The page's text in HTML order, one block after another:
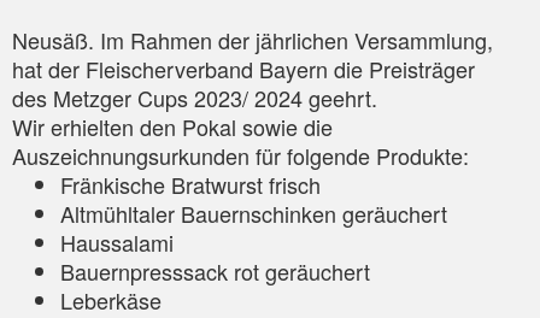
Neusäß. Im Rahmen der jährlichen Versammlung,
hat der Fleischerverband Bayern die Preisträger
des Metzger Cups 2023/ 2024 geehrt.
Wir erhielten den Pokal sowie die
Auszeichnungsurkunden für folgende Produkte:
Fränkische Bratwurst frisch
Altmühltaler Bauernschinken geräuchert
Haussalami
Bauernpresssack rot geräuchert
Leberkäse